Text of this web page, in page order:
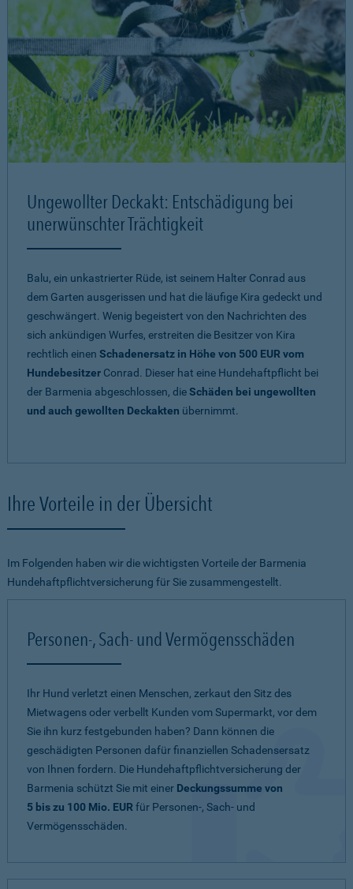
Ungewollter Deckakt: Entschädigung bei
unerwünschter Trächtigkeit
Balu, ein unkastrierter Rüde, ist seinem Halter Conrad aus
dem Garten ausgerissen und hat die läufige Kira gedeckt und
geschwängert. Wenig begeistert von den Nachrichten des
sich ankündigen Wurfes, erstreiten die Besitzer von Kira
rechtlich einen Schadenersatz in Höhe von 500 EUR vom
Hundebesitzer Conrad. Dieser hat eine Hundehaftpflicht bei
der Barmenia abgeschlossen, dieSchäden bei ungewollten
und auch gewollten Deckakten übernimmt.
Ihre Vorteile in der Übersicht
Im Folgenden haben wir die wichtigsten Vorteile der Barmenia
Hundehaftpflichtversicherung für Sie zusammengestellt.
Personen-, Sach- und Vermögensschäden
Ihr Hund verletzt einen Menschen, zerkaut den Sitz des
Mietwagens oder verbellt Kunden vom Supermarkt, vor dem
Sie ihn kurz festgebunden haben? Dann können die
geschädigten Personen dafür finanziellen Schadensersatz
von Ihnen fordern. Die Hundehaftpflichtversicherung der
Barmenia schützt Sie mit einer Deckungssumme von
5 bis zu 100 Mio. EURfür Personen-, Sach- und
Vermögensschäden.